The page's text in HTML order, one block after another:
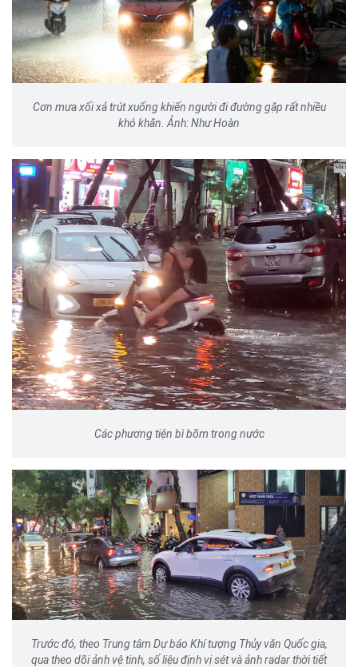
Cơn mưa xối xả trút xuống khiến người đi đường gặp rất nhiều
khó khăn. Ảnh: Như Hoàn
Các phương tiện bì bõm trong nước
Trước đó, theo Trung tâm Dự báo Khí tượng Thủy văn Quốc gia,
qua theo dõi ảnh vệ tinh, số liệu định vị sét và ảnh radar thời tiết